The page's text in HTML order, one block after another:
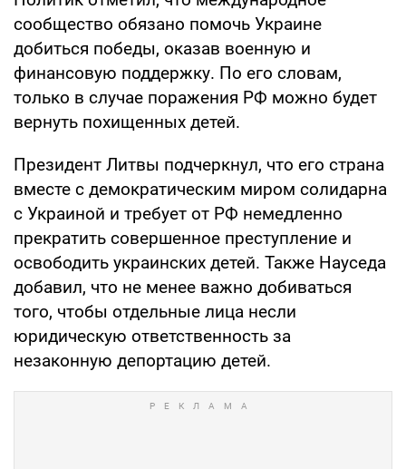
сообщество обязано помочь Украине
добиться победы, оказав военную и
финансовую поддержку. По его словам,
только в случае поражения РФ можно будет
вернуть похищенных детей.
Президент Литвы подчеркнул, что его страна
вместе с демократическим миром солидарна
с Украиной и требует от РФ немедленно
прекратить совершенное преступление и
освободить украинских детей. Также Науседа
добавил, что не менее важно добиваться
того, чтобы отдельные лица несли
юридическую ответственность за
незаконную депортацию детей.